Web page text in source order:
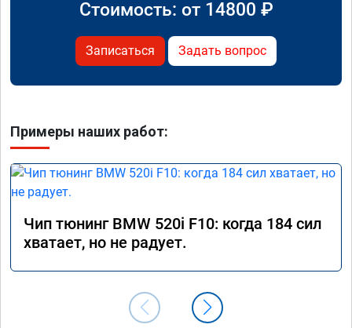
Стоимость: от 14800 ₽
Записаться Задать вопрос
Примеры наших работ:
Чип тюнинг BMW 520i F10: когда 184 сил
хватает, но не радует.